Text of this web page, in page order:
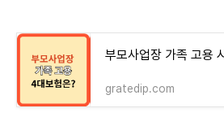
gratedip.com